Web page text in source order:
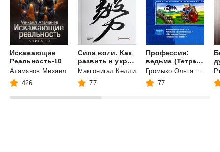
Искажающие
Реальность-10
Атаманов Михаил
426
Сила воли. Как
развить и укрепить
Макгонигал Келли
77
Профессия:
ведьма (Тетралогия)
77